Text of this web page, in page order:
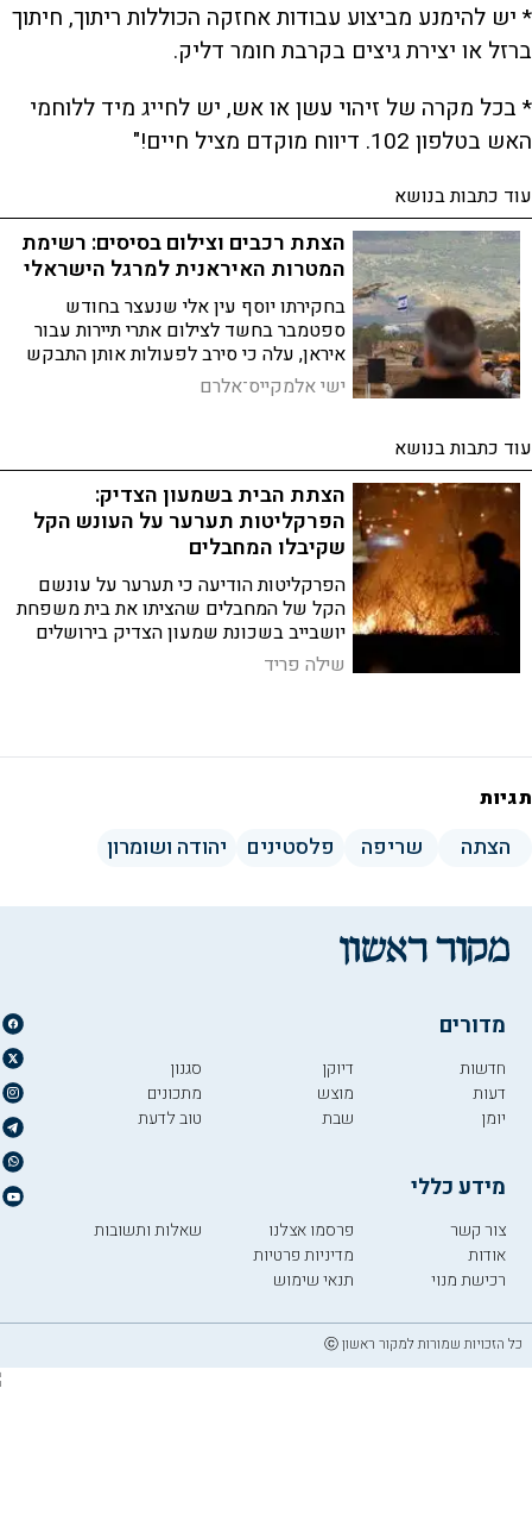
* יש להימנע מביצוע עבודות אחזקה הכוללות ריתוך, חיתוך
ברזל או יצירת גיצים בקרבת חומר דליק.
* בכל מקרה של זיהוי עשן או אש, יש לחייג מיד ללוחמי
האש בטלפון 102. דיווח מוקדם מציל חיים!"
עוד כתבות בנושא
הצתת רכבים וצילום בסיסים: רשימת
המטרות האיראנית למרגל הישראלי
בחקירתו יוסף עין אלי שנעצר בחודש
ספטמבר בחשד לצילום אתרי תיירות עבור
איראן, עלה כי סירב לפעולות אותן התבקש
לבצע. בין היתר התבקש לרגל נגד חיילים
ולאסוף מידע על השר לביטחון לאומי,
ישי אלמקייס־אלרם
עוד כתבות בנושא
הצתת הבית בשמעון הצדיק:
הפרקליטות תערער על העונש הקל
שקיבלו המחבלים
הפרקליטות הודיעה כי תערער על עונשם
הקל של המחבלים שהציתו את בית משפחת
יושבייב בשכונת שמעון הצדיק בירושלים
לפני כשנה ותבקש להחמירו
שילה פריד
תגיות
הצתה שריפה פלסטינים יהודה ושומרון
מדורים
חדשות
דעות
יומן
דיוקן
מוצש
שבת
סגנון
מתכונים
טוב לדעת
מידע כללי
צור קשר
אודות
רכישת מנוי
פרסמו אצלנו
מדיניות פרטיות
תנאי שימוש
שאלות ותשובות
כל הזכויות שמורות למקור ראשון ⓒ